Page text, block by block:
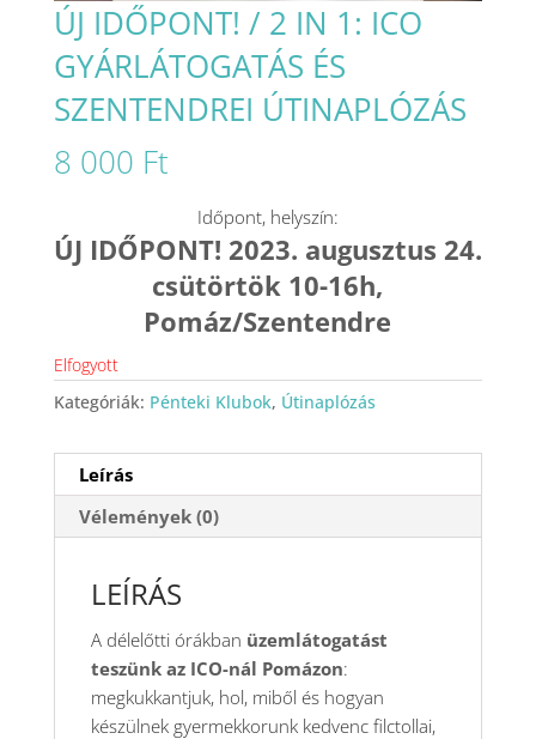
ÚJ IDŐPONT! / 2 IN 1: ICO
GYÁRLÁTOGATÁS ÉS
SZENTENDREI ÚTINAPLÓZÁS
8 000 Ft
Időpont, helyszín:
ÚJ IDŐPONT! 2023. augusztus 24.
csütörtök 10-16h,
Pomáz/Szentendre
Elfogyott
Kategóriák: Pénteki Klubok, Útinaplózás
Leírás
Vélemények (0)
LEÍRÁS
A délelőtti órákban üzemlátogatást
teszünk az ICO-nál Pomázon:
megkukkantjuk, hol, miből és hogyan
készülnek gyermekkorunk kedvenc filctollai,